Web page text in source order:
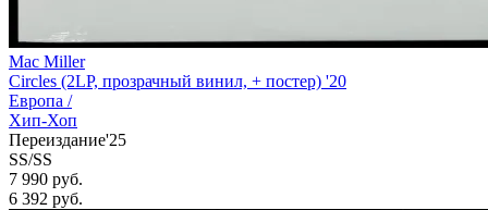
Mac Miller
Circles (2LP, прозрачный винил, + постер) '20
Европа /
Хип-Хоп
Переиздание'25
SS/SS
7 990 руб.
6 392 руб.